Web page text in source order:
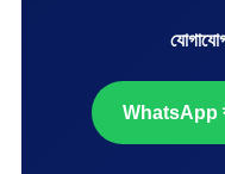
WhatsApp